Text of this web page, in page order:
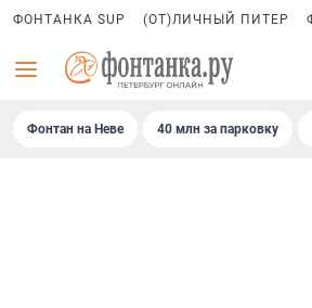
ФОНТАНКА SUP (ОТ)ЛИЧНЫЙ ПИТЕР
Фонтан на Неве 40 млн за парковку